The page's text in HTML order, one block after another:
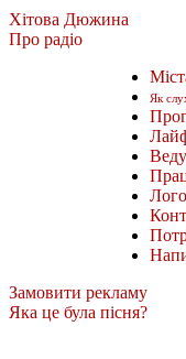
Хітова Дюжина
Про радіо
Як
Лого
Замовити рекламу
Яка це була пісня?